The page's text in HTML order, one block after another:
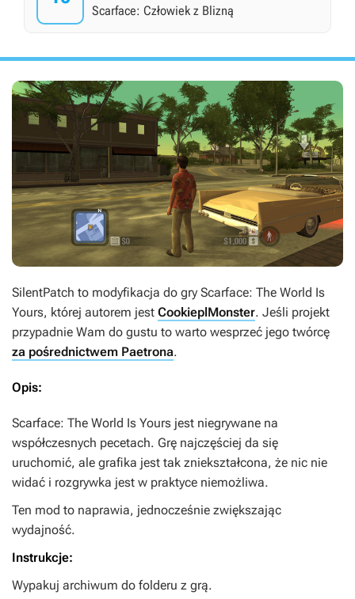
Scarface: Człowiek z Blizną
SilentPatch to modyfikacja do gry Scarface: The World Is
Yours, której autorem jest CookieplMonster. Jeśli projekt
przypadnie Wam do gustu to warto wesprzeć jego twórcę
za pośrednictwem Paetrona.
Opis:
Scarface: The World Is Yours jest niegrywane na
współczesnych pecetach. Grę najczęściej da się
uruchomić, ale grafika jest tak zniekształcona, że nic nie
widać i rozgrywka jest w praktyce niemożliwa.
Ten mod to naprawia, jednocześnie zwiększając
wydajność.
Instrukcje:
Wypakuj archiwum do folderu z grą.